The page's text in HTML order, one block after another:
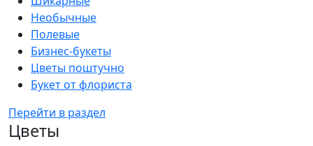
Необычные
Полевые
Бизнес-букеты
Цветы поштучно
Букет от флориста
Перейти в раздел
Цветы